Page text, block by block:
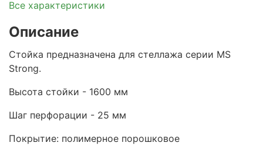
Все характеристики
Описание
Стойка предназначена для стеллажа серии MS
Strong.
Высота стойки - 1600 мм
Шаг перфорации - 25 мм
Покрытие: полимерное порошковое